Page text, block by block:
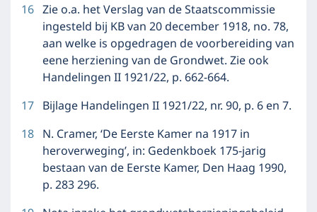
16 Zie o.a. het Verslag van de Staatscommissie
ingesteld bij KB van 20 december 1918, no. 78,
aan welke is opgedragen de voorbereiding van
eene herziening van de Grondwet. Zie ook
Handelingen II 1921/22, p. 662-664.
17 Bijlage Handelingen II 1921/22, nr. 90, p. 6 en 7.
18 N. Cramer, ‘De Eerste Kamer na 1917 in
heroverweging’, in: Gedenkboek 175-jarig
bestaan van de Eerste Kamer, Den Haag 1990,
p. 283 296.